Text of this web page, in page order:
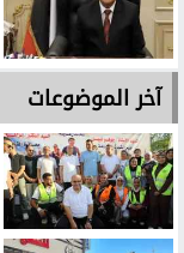
آخر الموضوعات